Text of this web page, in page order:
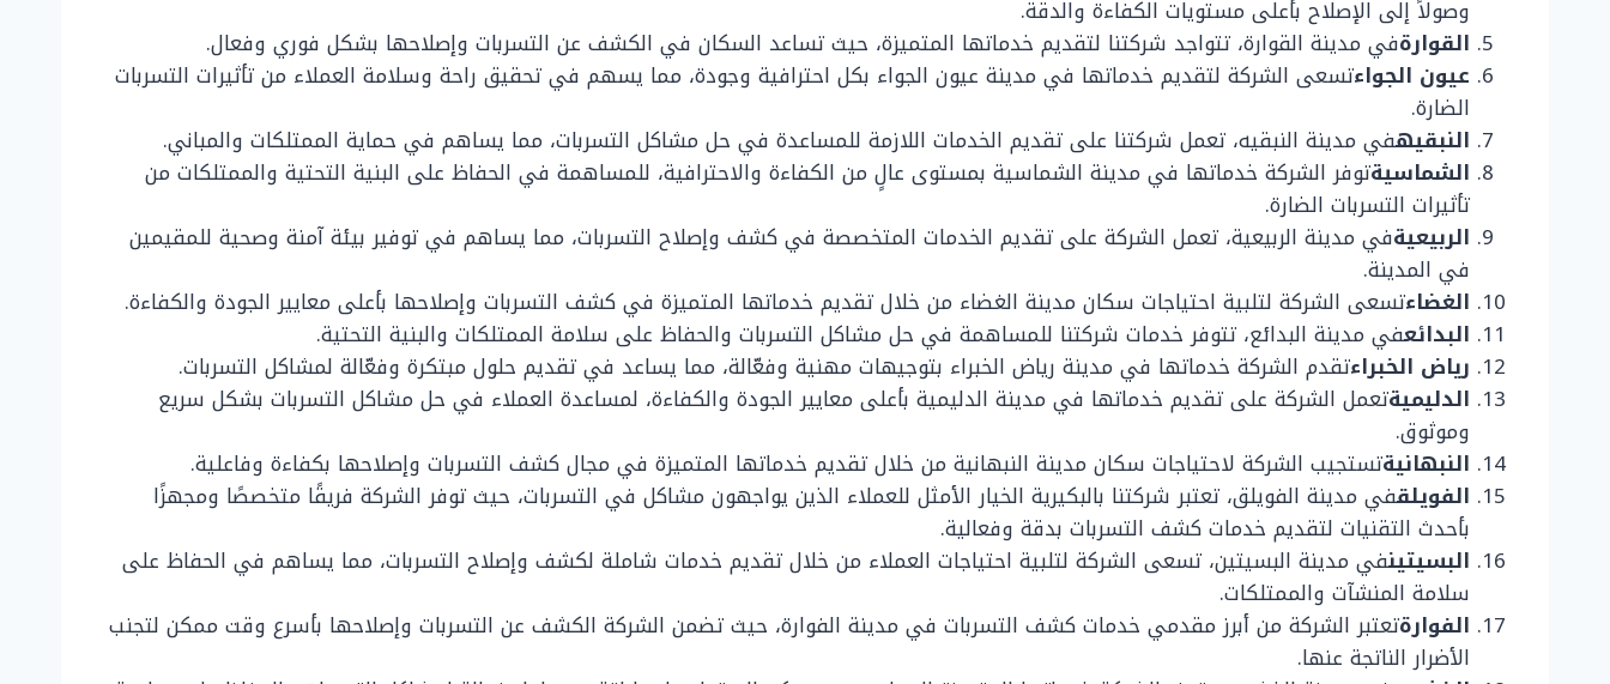
وصولاً إلى الإصلاح بأعلى مستويات الكفاءة والدقة.
القوارةفي مدينة القوارة، تتواجد شركتنا لتقديم خدماتها المتميزة، حيث تساعد السكان في الكشف عن التسربات وإصلاحها بشكل فوري وفعال.
عيون الجواءتسعى الشركة لتقديم خدماتها في مدينة عيون الجواء بكل احترافية وجودة، مما يسهم في تحقيق راحة وسلامة العملاء من تأثيرات التسربات
الضارة.
النبقيهفي مدينة النبقيه، تعمل شركتنا على تقديم الخدمات اللازمة للمساعدة في حل مشاكل التسربات، مما يساهم في حماية الممتلكات والمباني.
الشماسيةتوفر الشركة خدماتها في مدينة الشماسية بمستوى عالٍ من الكفاءة والاحترافية، للمساهمة في الحفاظ على البنية التحتية والممتلكات من
تأثيرات التسربات الضارة.
الربيعيةفي مدينة الربيعية، تعمل الشركة على تقديم الخدمات المتخصصة في كشف وإصلاح التسربات، مما يساهم في توفير بيئة آمنة وصحية للمقيمين
في المدينة.
الغضاءتسعى الشركة لتلبية احتياجات سكان مدينة الغضاء من خلال تقديم خدماتها المتميزة في كشف التسربات وإصلاحها بأعلى معايير الجودة والكفاءة.
البدائعفي مدينة البدائع، تتوفر خدمات شركتنا للمساهمة في حل مشاكل التسربات والحفاظ على سلامة الممتلكات والبنية التحتية.
رياض الخبراءتقدم الشركة خدماتها في مدينة رياض الخبراء بتوجيهات مهنية وفعّالة، مما يساعد في تقديم حلول مبتكرة وفعّالة لمشاكل التسربات.
الدليميةتعمل الشركة على تقديم خدماتها في مدينة الدليمية بأعلى معايير الجودة والكفاءة، لمساعدة العملاء في حل مشاكل التسربات بشكل سريع
وموثوق.
النبهانيةتستجيب الشركة لاحتياجات سكان مدينة النبهانية من خلال تقديم خدماتها المتميزة في مجال كشف التسربات وإصلاحها بكفاءة وفاعلية.
الفويلقفي مدينة الفويلق، تعتبر شركتنا بالبكيرية الخيار الأمثل للعملاء الذين يواجهون مشاكل في التسربات، حيث توفر الشركة فريقًا متخصصًا ومجهزًا
بأحدث التقنيات لتقديم خدمات كشف التسربات بدقة وفعالية.
البسيتينفي مدينة البسيتين، تسعى الشركة لتلبية احتياجات العملاء من خلال تقديم خدمات شاملة لكشف وإصلاح التسربات، مما يساهم في الحفاظ على
سلامة المنشآت والممتلكات.
الفوارةتعتبر الشركة من أبرز مقدمي خدمات كشف التسربات في مدينة الفوارة، حيث تضمن الشركة الكشف عن التسربات وإصلاحها بأسرع وقت ممكن لتجنب
الأضرار الناتجة عنها.